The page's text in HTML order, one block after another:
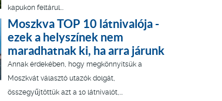
kapukon feltárul...
Moszkva TOP 10 látnivalója -
ezek a helyszínek nem
maradhatnak ki, ha arra járunk
Annak érdekében, hogy megkönnyítsük a
Moszkvát választó utazók dolgát,
összegyűjtöttük azt a 10 látnivalót,...